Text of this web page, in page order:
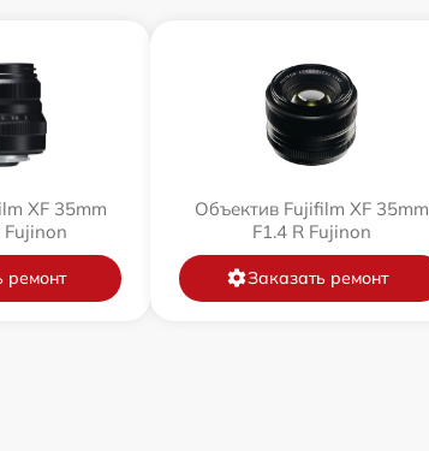
XF 35mm
Fujinon
ремонт
Объектив Fujifilm XF 35mm
F1.4 R Fujinon
Заказать ремонт